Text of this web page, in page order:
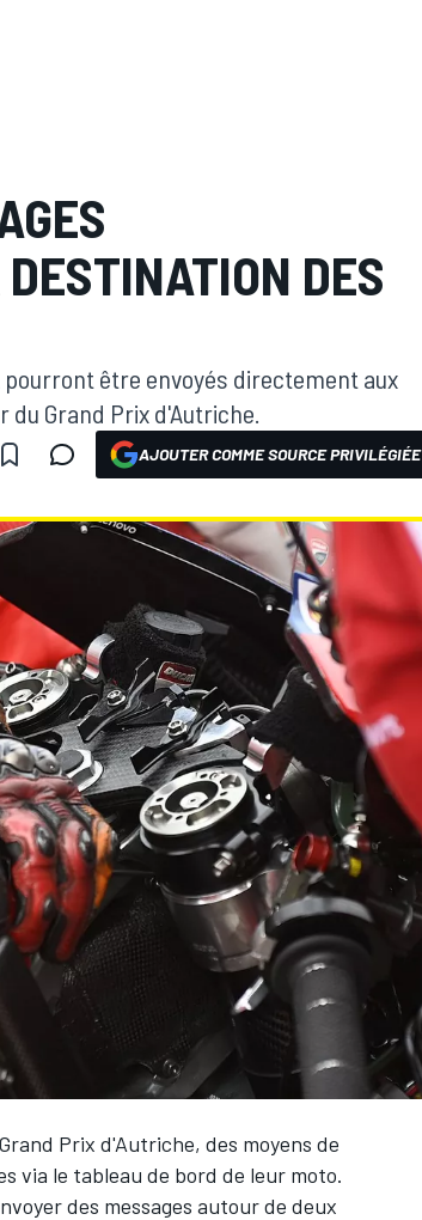
DES
être envoyés directement aux
Grand Prix d'Autriche.
AJOUTER COMME SOURCE PRIVILÉGIÉE
Prix d'Autriche, des moyens de
via le tableau de bord de leur moto.
des messages autour de deux